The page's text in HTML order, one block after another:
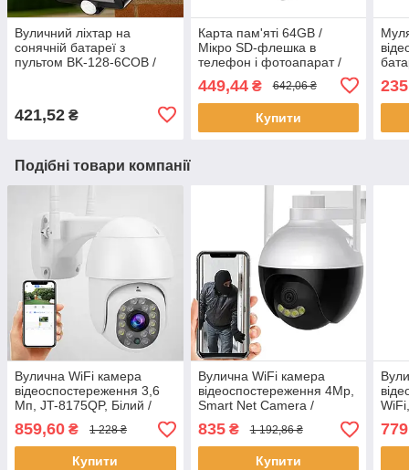
Вуличний ліхтар на
сонячній батареї з
пультом BK-128-6COB /
421,52 ₴
Карта пам'яті 64GB /
Мікро SD-флешка в
телефон і фотоапарат /
449,44₴ 642,06 ₴
Купити
235
Подібні товари компанії
Вулична WiFi камера
відеоспостереження 3,6
Mп, JT-8175QP, Білий /
Поворотна IP-камера /
Камера для
спостереження
859,60 ₴ 1 228 ₴
Купити
Вулична WiFi камера
відеоспостереження 4Mp,
Smart Net Camera /
Поворотна IP камера з
віддаленим доступом
835₴ 1 192,86 ₴
Купити
779